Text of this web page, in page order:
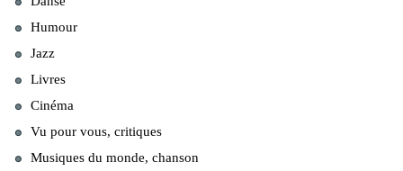
Humour
Jazz
Livres
Cinéma
Vu pour vous, critiques
Musiques du monde, chanson